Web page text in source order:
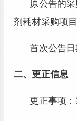
原公告的
剂耗材
首次公告日
二、更正信息
更正事项